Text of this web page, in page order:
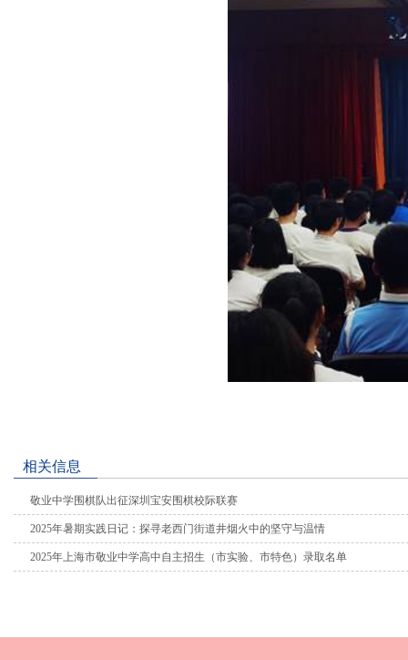
相关信息
敬业中学围棋队出征深圳宝安围棋校际联赛
2025年暑期实践日记：探寻老西门街道井烟火中的坚守与温情
2025年上海市敬业中学高中自主招生（市实验、市特色）录取名单